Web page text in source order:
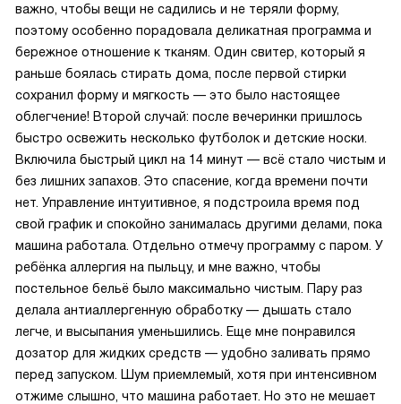
важно, чтобы вещи не садились и не теряли форму,
поэтому особенно порадовала деликатная программа и
бережное отношение к тканям. Один свитер, который я
раньше боялась стирать дома, после первой стирки
сохранил форму и мягкость — это было настоящее
облегчение! Второй случай: после вечеринки пришлось
быстро освежить несколько футболок и детские носки.
Включила быстрый цикл на 14 минут — всё стало чистым и
без лишних запахов. Это спасение, когда времени почти
нет. Управление интуитивное, я подстроила время под
свой график и спокойно занималась другими делами, пока
машина работала. Отдельно отмечу программу с паром. У
ребёнка аллергия на пыльцу, и мне важно, чтобы
постельное бельё было максимально чистым. Пару раз
делала антиаллергенную обработку — дышать стало
легче, и высыпания уменьшились. Еще мне понравился
дозатор для жидких средств — удобно заливать прямо
перед запуском. Шум приемлемый, хотя при интенсивном
отжиме слышно, что машина работает. Но это не мешает